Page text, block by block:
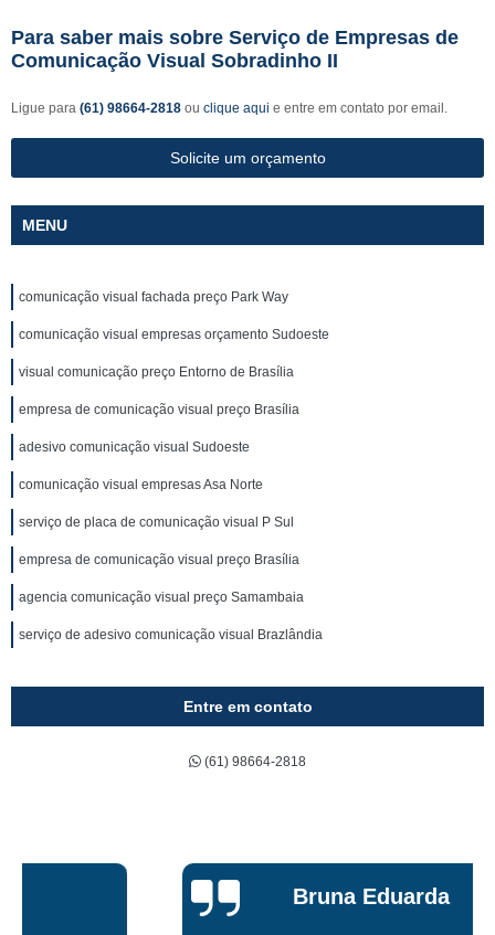
Para saber mais sobre Serviço de Empresas de
Comunicação Visual Sobradinho II
Ligue para (61) 98664-2818 ou clique aqui e entre em contato por email.
Solicite um orçamento
MENU
comunicação visual fachada preço Park Way
comunicação visual empresas orçamento Sudoeste
visual comunicação preço Entorno de Brasília
empresa de comunicação visual preço Brasília
adesivo comunicação visual Sudoeste
comunicação visual empresas Asa Norte
serviço de placa de comunicação visual P Sul
empresa de comunicação visual preço Brasília
agencia comunicação visual preço Samambaia
serviço de adesivo comunicação visual Brazlândia
Entre em contato
(61) 98664-2818
Bruna Eduarda